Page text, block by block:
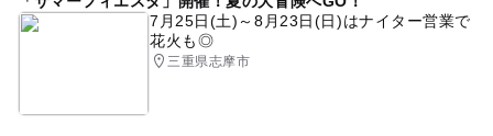
7月25日(土)～8月23日(日)はナイター営業で
花火も◎
三重県志摩市